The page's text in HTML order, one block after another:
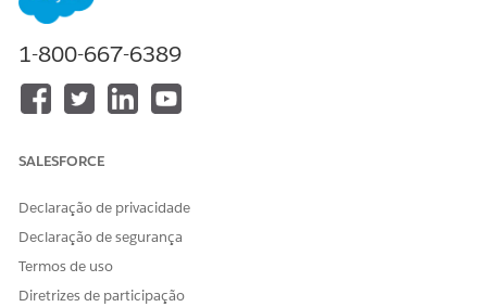
Health Cloud
Você pode personalizar o componente de linha do tempo
objetos e campos ou crie uma linha do tempo totalmente
nova.
NOTAVocê pode ter apenas uma linha do tempo associada
à Central de contato.
1-800-667-6389
SALESFORCE
Declaração de privacidade
Declaração de segurança
Termos de uso
Diretrizes de participação